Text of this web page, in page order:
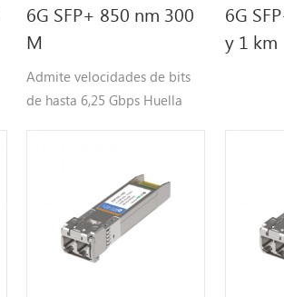
6G SFP+ 850 nm 300
M
Admite velocidades de bits
de hasta 6,25 Gbps Huella
fotodiodo PIN, Hasta 500 m
para transmisión OM4-MMF
Hasta 300 m para
transmisión OM3-MMF
Compatible con SFP+ MSA y
6G
y 1 km